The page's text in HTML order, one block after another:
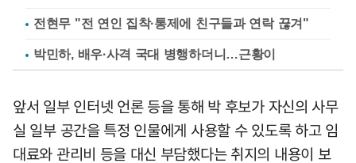
전현무 "전 연인 집착·통제에 친구들과 연락 끊겨"
박민하, 배우·사격 국대 병행하더니…근황이
앞서 일부 인터넷 언론 등을 통해 박 후보가 자신의 사무
실 일부 공간을 특정 인물에게 사용할 수 있도록 하고 임
대료와 관리비 등을 대신 부담했다는 취지의 내용이 보